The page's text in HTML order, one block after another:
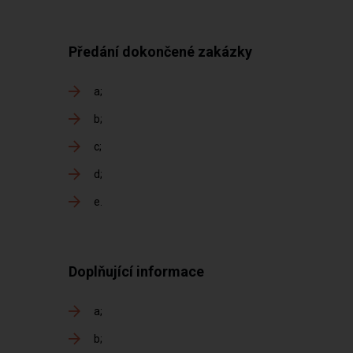
Předání dokončené zakázky
a
b
c
d
e
Doplňující informace
a
b